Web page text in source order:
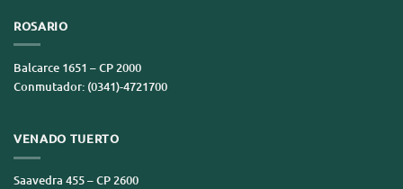
ROSARIO
Balcarce 1651 – CP 2000
Conmutador: (0341)-4721700
VENADO TUERTO
Saavedra 455 – CP 2600